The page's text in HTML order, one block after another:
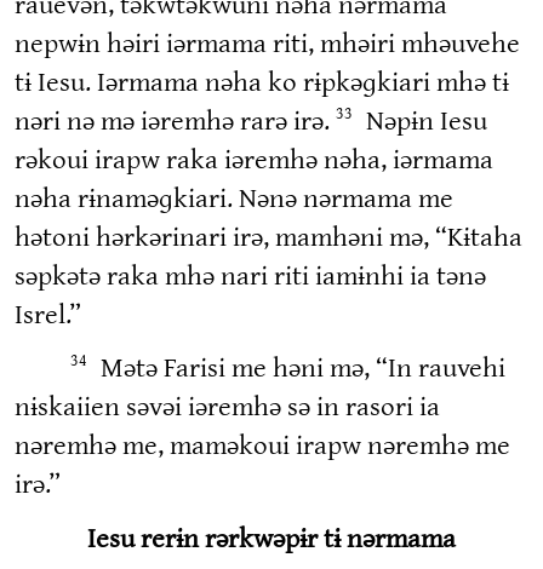
nepwɨn həiri iərmama riti, mhəiri mhəuvehe
tɨ Iesu. Iərmama nəha ko rɨpkəɡkiari mhə tɨ
nəri nə mə iəremhə rarə irə. 33
Nəpɨn Iesu
rəkoui irapw raka iəremhə nəha, iərmama
nəha rɨnaməɡkiari. Nənə nərmama me
hətoni hərkərinari irə, mamhəni mə, “Kɨtaha
səpkətə raka mhə nari riti iamɨnhi ia tənə
Isrel.”
34
Mətə Farisi me həni mə, “In rauvehi
nɨskaiien səvəi iəremhə sə in rasori ia
nəremhə me, maməkoui irapw nəremhə me
irə.”
Iesu rerɨn rərkwəpɨr tɨ nərmama